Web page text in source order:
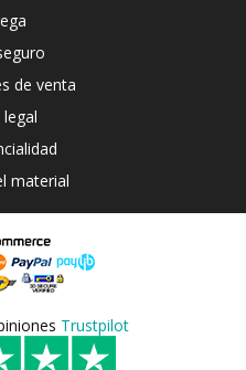
de venta
material
Trustpilot